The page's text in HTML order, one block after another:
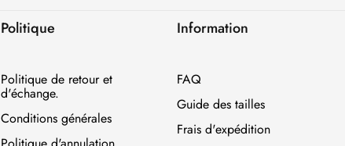
Politique
Politique de retour et
d'échange.
Conditions générales
Information
FAQ
Guide des tailles
Frais d'expédition